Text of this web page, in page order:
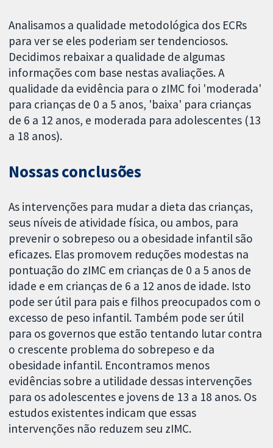
Analisamos a qualidade metodológica dos ECRs
para ver se eles poderiam ser tendenciosos.
Decidimos rebaixar a qualidade de algumas
informações com base nestas avaliações. A
qualidade da evidência para o zIMC foi 'moderada'
para crianças de 0 a 5 anos, 'baixa' para crianças
de 6 a 12 anos, e moderada para adolescentes (13
a 18 anos).
Nossas conclusões
As intervenções para mudar a dieta das crianças,
seus níveis de atividade física, ou ambos, para
prevenir o sobrepeso ou a obesidade infantil são
eficazes. Elas promovem reduções modestas na
pontuação do zIMC em crianças de 0 a 5 anos de
idade e em crianças de 6 a 12 anos de idade. Isto
pode ser útil para pais e filhos preocupados com o
excesso de peso infantil. Também pode ser útil
para os governos que estão tentando lutar contra
o crescente problema do sobrepeso e da
obesidade infantil. Encontramos menos
evidências sobre a utilidade dessas intervenções
para os adolescentes e jovens de 13 a 18 anos. Os
estudos existentes indicam que essas
intervenções não reduzem seu zIMC.